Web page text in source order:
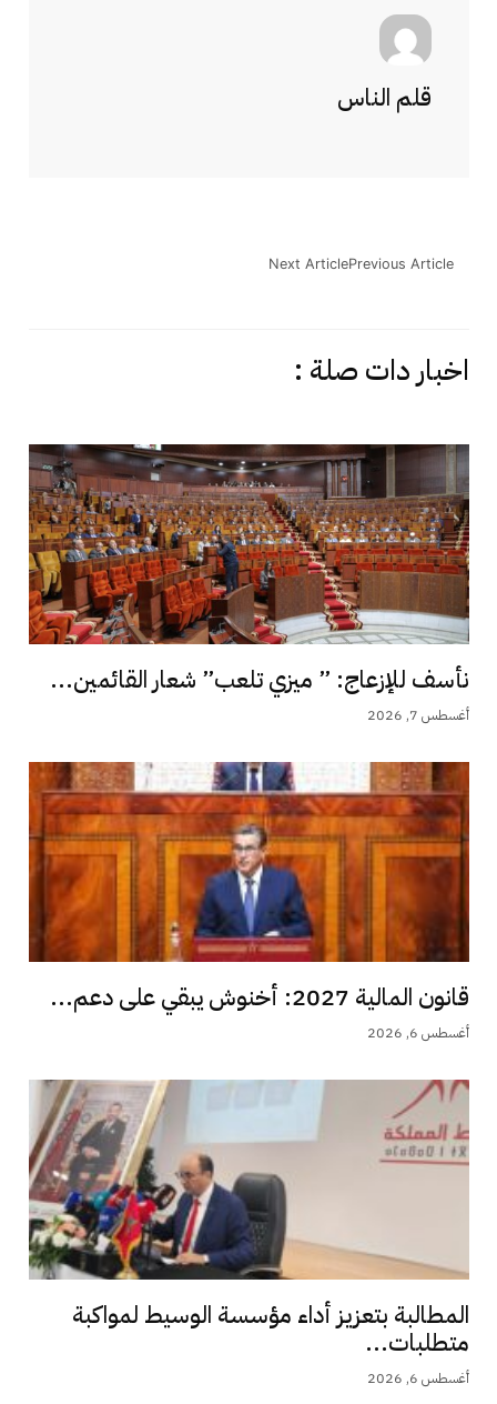
قلم الناس
Previous Article
Next Article
اخبار دات صلة :
نأسف للإزعاج: ” ميزي تلعب” شعار القائمين...
أغسطس 7, 2026
قانون المالية 2027: أخنوش يبقي على دعم...
أغسطس 6, 2026
المطالبة بتعزيز أداء مؤسسة الوسيط لمواكبة
متطلبات...
أغسطس 6, 2026